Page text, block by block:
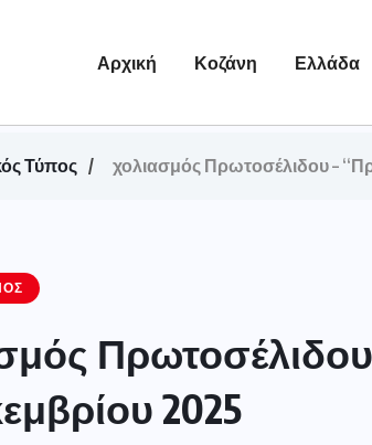
Αρχική Κοζάνη Ελλάδα
Τύπος χολιασμός Πρωτοσέλιδου –
2025